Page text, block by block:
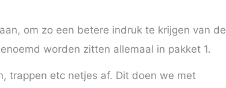
om zo een betere indruk te krijgen van de
worden zitten allemaal in pakket 1.
trappen etc netjes af. Dit doen we met